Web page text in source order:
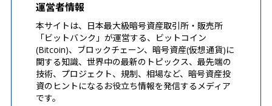
運営者情報
本サイトは、日本最大級暗号資産取引所・販売所
「ビットバンク」が運営する、ビットコイン
(Bitcoin)、ブロックチェーン、暗号資産(仮想通貨)に
関する知識、世界中の最新のトピックス、最先端の
技術、プロジェクト、規制、相場など、暗号資産投
資のヒントになるお役立ち情報を発信するメディア
です。